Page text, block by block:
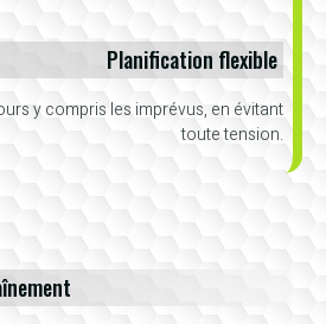
Planification flexible
y compris les imprévus, en évitant
toute tension.